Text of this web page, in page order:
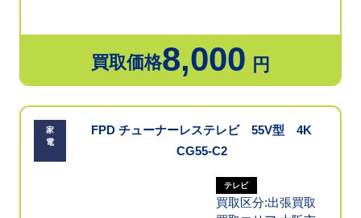
買取価格8,000 円
家
電
FPD チューナーレステレビ 55V型 4K
CG55-C2
テレビ
買取区分:出張買取